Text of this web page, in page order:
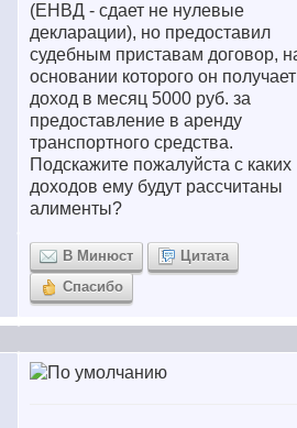
(ЕНВД - сдает не нулевые
декларации), но предоставил
судебным приставам договор,
основании которого он получает
доход в месяц 5000 руб. за
предоставление в аренду
транспортного средства.
Подскажите пожалуйста с каких
доходов ему будут рассчитаны
алименты?
В Минюст
Цитата
Спасибо